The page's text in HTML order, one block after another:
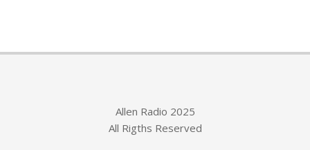
Allen Radio 2025
All Rigths Reserved